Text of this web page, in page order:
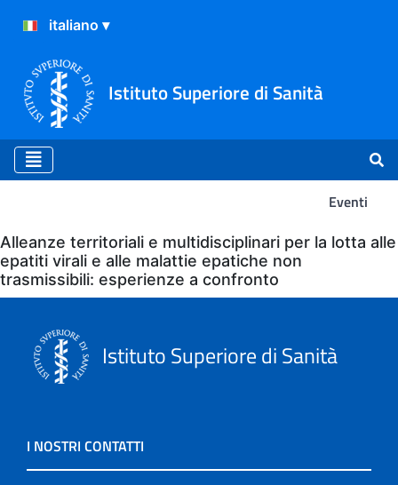
Istituto Superiore di Sanità
Eventi
Eventi
Alleanze territoriali e multidisciplinari per la lotta alle
epatiti virali e alle malattie epatiche non
trasmissibili: esperienze a confronto
Istituto Superiore di Sanità
I NOSTRI CONTATTI